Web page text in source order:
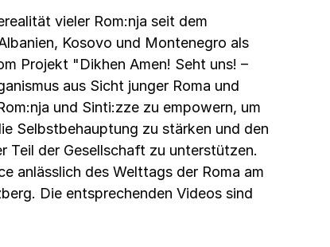
vieler Rom:nja seit dem
Kosovo und Montenegro als
Projekt "Dikhen Amen! Seht uns! –
aus Sicht junger Roma und
und Sinti:zze zu empowern, um
Selbstbehauptung zu stärken und den
Teil der Gesellschaft zu unterstützen.
anlässlich des Welttags der Roma am
Die entsprechenden Videos sind